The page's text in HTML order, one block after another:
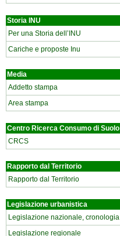
Storia INU
Per una Storia dell’INU
Cariche e proposte Inu
Media
Addetto stampa
Area stampa
Centro Ricerca Consumo di Suolo
CRCS
Rapporto dal Territorio
Rapporto dal Territorio
Legislazione urbanistica
Legislazione nazionale, cronologia
Legislazione regionale